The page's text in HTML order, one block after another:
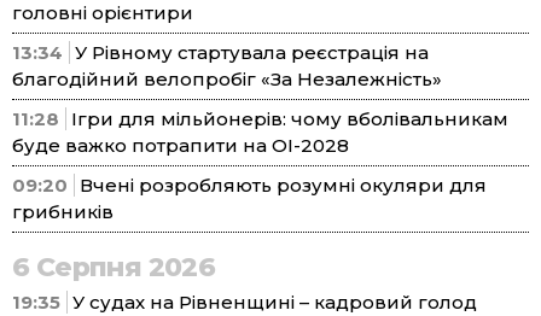
головні орієнтири
13:34 У Рівному стартувала реєстрація на
благодійний велопробіг «За Незалежність»
11:28
Ігри для мільйонерів: чому вболівальникам
буде важко потрапити на ОІ-2028
09:20
Вчені розробляють розумні окуляри для
грибників
6 Серпня 2026
19:35 У судах на Рівненщині – кадровий голод